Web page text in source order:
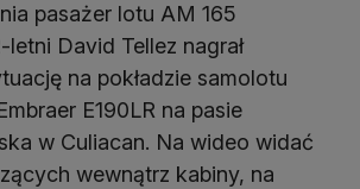
pasażer lotu AM 165
David Tellez nagrał
na pokładzie samolotu
E190LR na pasie
w Culiacan. Na wideo widać
wewnątrz kabiny, na